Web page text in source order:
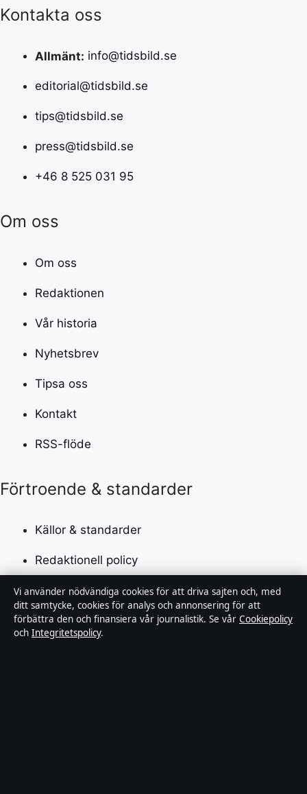
Kontakta oss
Allmänt: info@tidsbild.se
editorial@tidsbild.se
tips@tidsbild.se
press@tidsbild.se
+46 8 525 031 95
Om oss
Om oss
Redaktionen
Vår historia
Nyhetsbrev
Tipsa oss
Kontakt
RSS-flöde
Förtroende & standarder
Källor & standarder
Redaktionell policy
Rättelsepolicy
Faktagranskningspolicy
Vi använder nödvändiga cookies för att driva sajten och, med
ditt samtycke, cookies för analys och annonsering för att
förbättra den och finansiera vår journalistik. Se vår Cookiepolicy
och Integritetspolicy.